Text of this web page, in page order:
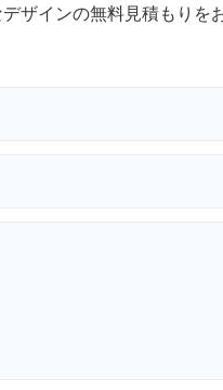
ザインの無料見積もりを